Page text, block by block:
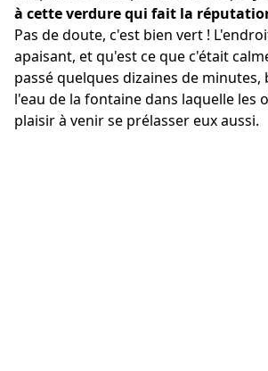
à cette verdure qui fait la
Pas de doute, c'est bien vert !
apaisant, et qu'est ce que c'était
passé quelques dizaines de minutes,
l'eau de la fontaine dans laquelle les
plaisir à venir se prélasser eux aussi.